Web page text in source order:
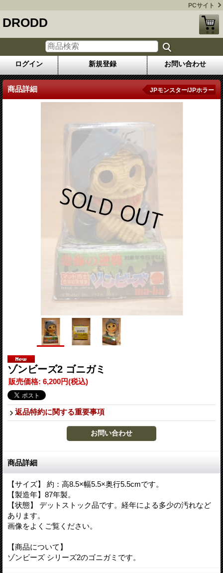
PCサイト
DRODD
ログイン 新規登録 お問い合わせ
商品詳細 JPモンスター/JPホラー
ゾンビーズ2 ゴニガミ
販売価格: 6,200円(税込)
返品特約に関する重要事項
商品詳細
【サイズ】 約：高8.5×幅5.5×奥行5.5cmです。
【製造年】87年製。
【状態】 デットストック品です。経年による多少の汚れなど
あります。
画像をよくご覧ください。
【商品について】
ゾンビーズ シリーズ2のゴニガミです。